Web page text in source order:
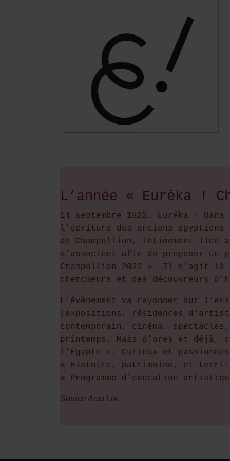
L’année « Eurêka !
14 septembre 1822. Eurêka !
l’écriture des anciens égyptiens
de Champollion, intimement
s’associent afin de proposer un
Champollion 2022 ». Il s’agit
chercheurs et des découvreurs
L’évènement va rayonner sur
(expositions, résidences
contemporain, cinéma,
printemps. Mais d’ores et déjà,
l’Égypte ». Curieux et
« Histoire, patrimoine, et
« Programme d’éducation
Source Actu Lot